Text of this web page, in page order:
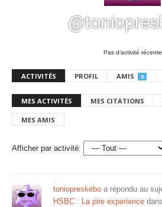
Pas d’activité récente
ACTIVITÉS PROFIL AMIS 0
MES ACTIVITÉS MES CITATIONS
MES AMIS
Afficher par activité:
toniopreskebo a répondu au
HSBC : La pire experience